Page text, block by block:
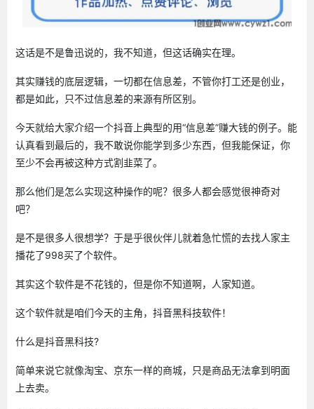
这话是不是鲁迅说的，我不知道，但这话确实在理。
其实赚钱的底层逻辑，一切都在信息差，不管你打工还是创业，
都是如此，只不过信息差的来源有所区别。
今天就给大家介绍一个抖音上典型的用“信息差”赚大钱的例子。能
认真看到最后的，我不敢说你能学到多少东西，但我能保证，你
至少不会再被这种方式割韭菜了。
那么他们是怎么实现这种操作的呢？很多人都会感觉很神奇对
吧？
是不是很多人很想学？于是乎很伙伴儿就着急忙慌的去找人家主
播花了998买了个软件。
其实这个软件是不花钱的，但是你不知道啊，人家知道。
这个软件就是咱们今天的主角，抖音黑科技软件！
什么是抖音黑科技?
简单来说它就像淘宝、京东一样的商城，只是商品无法拿到明面
上去卖。